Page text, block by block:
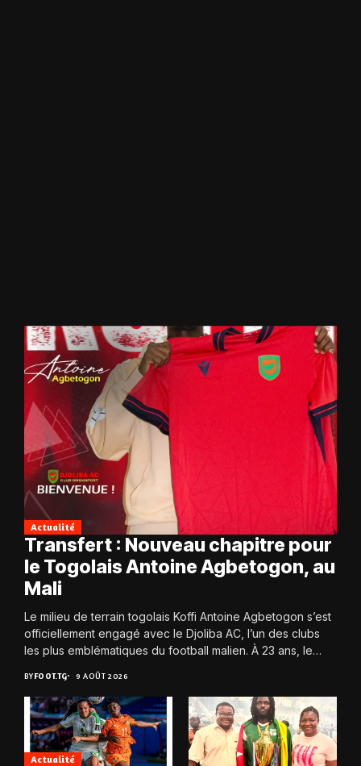
Actualité
Transfert : Nouveau chapitre pour
le Togolais Antoine Agbetogon, au
Mali
Le milieu de terrain togolais Koffi Antoine Agbetogon s’est
officiellement engagé avec le Djoliba AC, l’un des clubs
les plus emblématiques du football malien. À 23 ans, le
BYFOOT.TG 9 AOÛT 2026
Actualité